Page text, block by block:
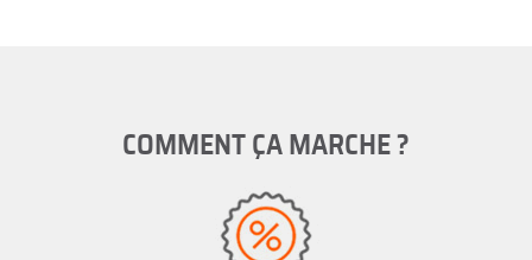
COMMENT ÇA MARCHE ?